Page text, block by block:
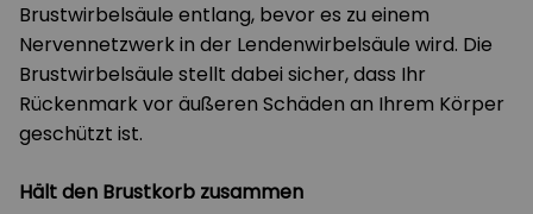
Brustwirbelsäule entlang, bevor es zu einem
Nervennetzwerk in der Lendenwirbelsäule wird. Die
Brustwirbelsäule stellt dabei sicher, dass Ihr
Rückenmark vor äußeren Schäden an Ihrem Körper
geschützt ist.
Hält den Brustkorb zusammen